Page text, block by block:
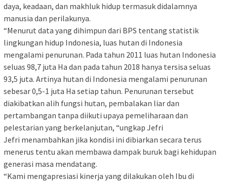
daya, keadaan, dan makhluk hidup termasuk didalamnya
manusia dan perilakunya.
“Menurut data yang dihimpun dari BPS tentang statistik
lingkungan hidup Indonesia, luas hutan di Indonesia
mengalami penurunan. Pada tahun 2011 luas hutan Indonesia
seluas 98,7 juta Ha dan pada tahun 2018 hanya tersisa seluas
93,5 juta. Artinya hutan di Indonesia mengalami penurunan
sebesar 0,5-1 juta Ha setiap tahun. Penurunan tersebut
diakibatkan alih fungsi hutan, pembalakan liar dan
pertambangan tanpa diikuti upaya pemeliharaan dan
pelestarian yang berkelanjutan, “ungkap Jefri
Jefri menambahkan jika kondisi ini dibiarkan secara terus
menerus tentu akan membawa dampak buruk bagi kehidupan
generasi masa mendatang.
“Kami mengapresiasi kinerja yang dilakukan oleh Ibu di